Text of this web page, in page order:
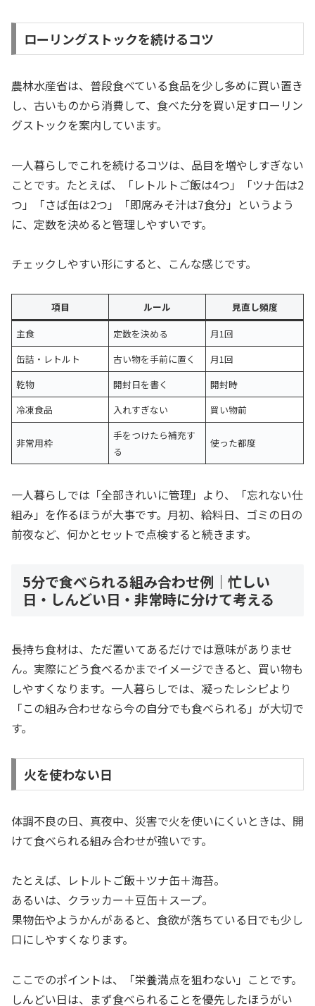
ローリングストックを続けるコツ
農林水産省は、普段食べている食品を少し多めに買い置き
し、古いものから消費して、食べた分を買い足すローリン
グストックを案内しています。
一人暮らしでこれを続けるコツは、品目を増やしすぎない
ことです。たとえば、「レトルトご飯は4つ」「ツナ缶は2
つ」「さば缶は2つ」「即席みそ汁は7食分」というよう
に、定数を決めると管理しやすいです。
チェックしやすい形にすると、こんな感じです。
項目 ルール
見直し頻度
主食
定数を決める
月1回
缶詰・レトルト
古い物を手前に置く
月1回
乾物
開封日を書く
開封時
冷凍食品
入れすぎない 買い物前
非常用枠
手をつけたら補充す
る
使った都度
一人暮らしでは「全部きれいに管理」より、「忘れない仕
組み」を作るほうが大事です。月初、給料日、ゴミの日の
前夜など、何かとセットで点検すると続きます。
5分で食べられる組み合わせ例｜忙しい
日・しんどい日・非常時に分けて考える
長持ち食材は、ただ置いてあるだけでは意味がありませ
ん。実際にどう食べるかまでイメージできると、買い物も
しやすくなります。一人暮らしでは、凝ったレシピより
「この組み合わせなら今の自分でも食べられる」が大切で
す。
火を使わない日
体調不良の日、真夜中、災害で火を使いにくいときは、開
けて食べられる組み合わせが強いです。
たとえば、レトルトご飯＋ツナ缶＋海苔。
あるいは、クラッカー＋豆缶＋スープ。
果物缶やようかんがあると、食欲が落ちている日でも少し
口にしやすくなります。
ここでのポイントは、「栄養満点を狙わない」ことです。
しんどい日は、まず食べられることを優先したほうがい